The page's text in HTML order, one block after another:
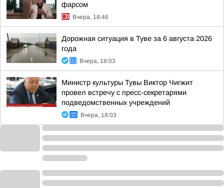
фарсом
Вчера, 18:46
Дорожная ситуация в Туве за 6 августа 2026
года
Вчера, 18:03
Министр культуры Тувы Виктор Чигжит
провел встречу с пресс-секретарями
подведомственных учреждений
Вчера, 18:03